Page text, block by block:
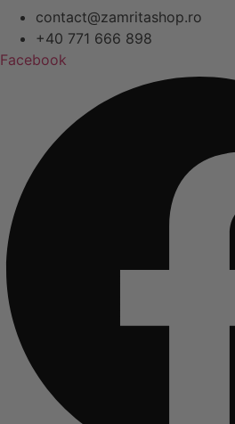
contact@zamritashop.ro
+40 771 666 898
Facebook